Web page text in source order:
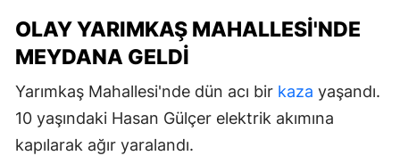
OLAY YARIMKAŞ MAHALLESI'NDE
MEYDANA GELDI
Yarımkaş Mahallesi'nde dün acı bir kaza yaşandı.
10 yaşındaki Hasan Gülçer elektrik akımına
kapılarak ağır yaralandı.